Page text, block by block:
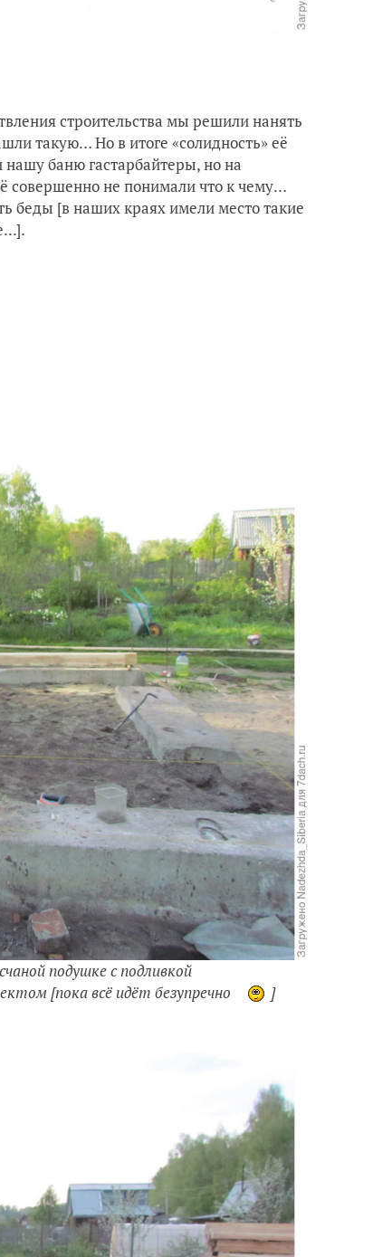
строительства мы решили нанять
такую… Но в итоге «солидность» её
нашу банюгастарбайтеры, но на
совершенно не понимали что к чему…
беды [в наших краях имели место такие
подушке с подливкой
[пока всё идёт безупречно
]